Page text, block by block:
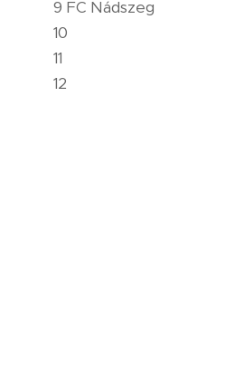
9 FC Nádszeg
10
11
12